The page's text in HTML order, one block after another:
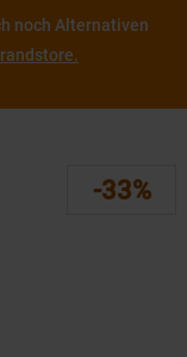
noch Alternativen
-33%